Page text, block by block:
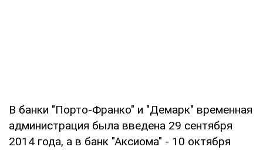
В банки "Порто-Франко" и "Демарк" временная
администрация была введена 29 сентября
2014 года, а в банк "Аксиома" - 10 октября